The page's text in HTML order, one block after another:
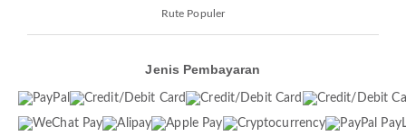
Rute Populer
Jenis Pembayaran